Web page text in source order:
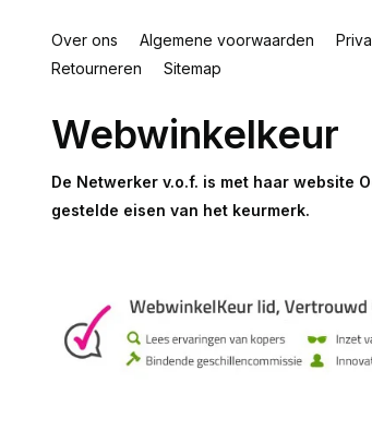
Over ons Algemene voorwaarden
Retourneren
Sitemap
Webwinkelkeur
De Netwerker v.o.f. is met haar website
gestelde eisen van het keurmerk.